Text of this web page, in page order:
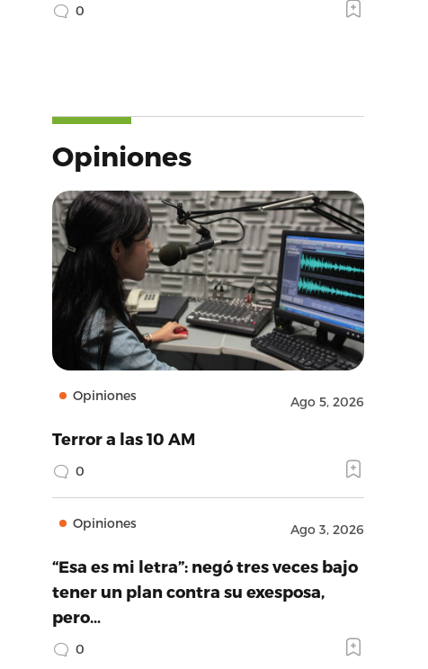
0
Opiniones
Opiniones Ago 5, 2026
Terror a las 10 AM
0
Opiniones Ago 3, 2026
“Esa es mi letra”: negó tres veces bajo
tener un plan contra su exesposa,
pero…
0